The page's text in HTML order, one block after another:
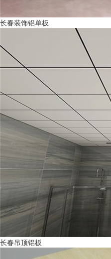
长春装饰铝单板
长春吊顶铝板